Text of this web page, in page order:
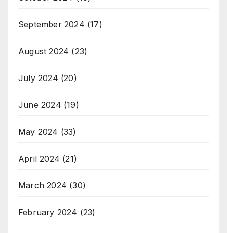
September 2024 (17)
August 2024 (23)
July 2024 (20)
June 2024 (19)
May 2024 (33)
April 2024 (21)
March 2024 (30)
February 2024 (23)